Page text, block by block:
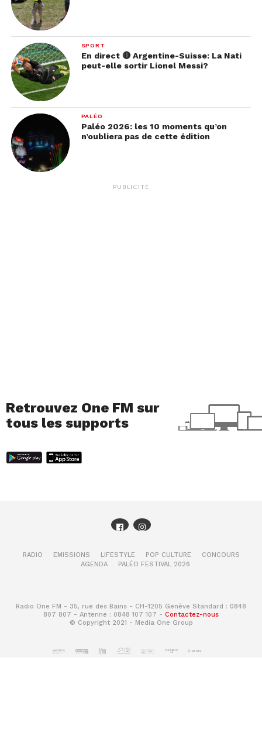
SPORT
En direct 🔴 Argentine-Suisse: La Nati
peut-elle sortir Lionel Messi?
PALÉO
Paléo 2026: les 10 moments qu’on
n’oubliera pas de cette édition
PUBLICITÉ
Retrouvez One FM sur
tous les supports
RADIO EMISSIONS LIFESTYLE POP CULTURE
CONCOURS
AGENDA
PALÉO FESTIVAL 2026
Radio One FM - 35, rue des Bains - CH-1205 Genève Standard : 0848
807 807 - Antenne : 0848 107 107 - Contactez-nous
© Copyright 2021 - Media One Group